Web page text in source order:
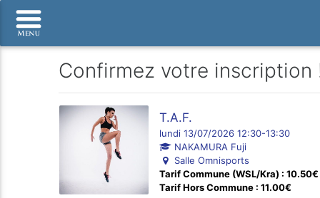
Confirmez votre inscription
T.A.F.
lundi 13/07/2026 12:30-13:30
NAKAMURA Fuji
Salle Omnisports
Tarif Commune (WSL/Kra) : 10.50€
Tarif Hors Commune : 11.00€